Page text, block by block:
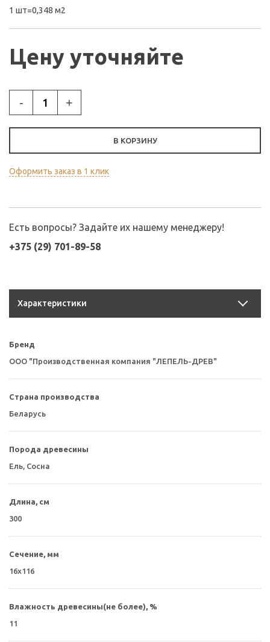
1 шт=0,348 м2
Цену уточняйте
- +
В КОРЗИНУ
Оформить заказ в 1 клик
Есть вопросы? Задайте их нашему менеджеру!
+375 (29) 701-89-58
Характеристики
Бренд
ООО "Производственная компания "ЛЕПЕЛЬ-ДРЕВ"
Страна производства
Беларусь
Порода древесины
Ель, Сосна
Длина, см
300
Сечение, мм
16х116
Влажность древесины(не более), %
11